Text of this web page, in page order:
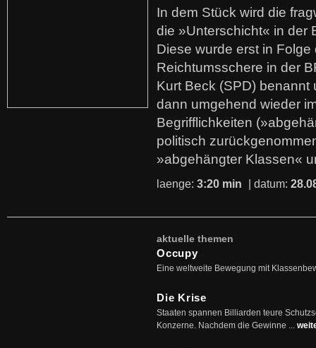
In dem Stück wird die
die »Unterschicht« in der
Diese wurde erst in
Reichtumsschere in der
Kurt Beck (SPD)
dann umgehend wieder
Begrifflichkeiten
politisch
»abgehängter Klassen«
laenge: 3:20 min | datum:
aktuelle themen
Occupy
Eine weltweite Bewegung mit
Die Krise
Staaten spannen Billiarden teure
Konzerne. Nachdem die Gewinne ...